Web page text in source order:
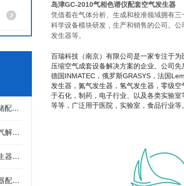
北京某肿瘤医学中心 生物低温存储配套一体式氮气发生器
微流控芯片、MEMS 精密加工供气解决方案
Claind NiGen LCMS 40-1 氮气发生器维修案例
Flairmo N2G40CS 高纯氮气发生器配套 MF-3D 动态配气装置应用案例
岛津GC-2010气相色谱仪配套空气发生器
凭借着在气体分析、生成和校准领域拥有
科学设备模块研发，生产和销售的公司。
发生器等。
百瑞科技（南京）有限公司是一家专注于
压缩空气成套设备解决方案的企业。公司
德国INMATEC，俄罗斯GRASYS，法国
发生器，氮气发生器，氢气发生器，零级
于石化，制药，电子行业、以及各类实验
等等，广泛用于医院，实验室，食品行业等。